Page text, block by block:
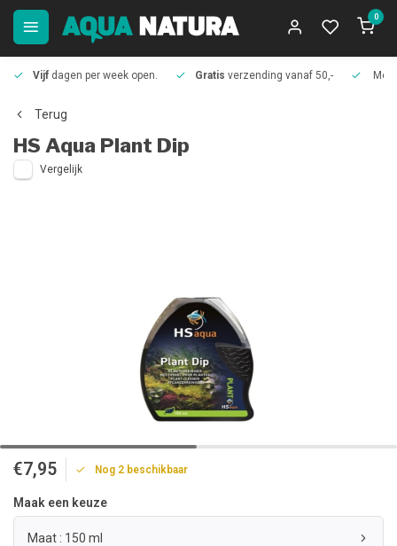
0
Vijf dagen per week open. Gratis verzending vanaf 50,-
Terug
HS Aqua Plant Dip
Vergelijk
€7,95 Nog 2 beschikbaar
Maak een keuze
Maat : 150 ml